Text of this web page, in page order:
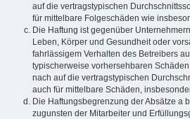
auf die vertragstypischen
für mittelbare Folgeschäden wie
Die Haftung ist gegenüber
Leben, Körper und Gesundheit oder
fahrlässigem Verhalten des Betreibers
typischerweise vorhersehbaren
nach auf die vertragstypischen
auch für mittelbare Schäden,
Die Haftungsbegrenzung der Absätze a
zugunsten der Mitarbeiter und